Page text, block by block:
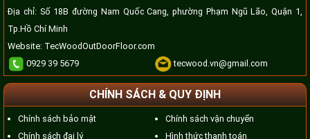
Địa chỉ: Số 18B đường Nam Quốc Cang, phường Phạm Ngũ Lão, Quận 1,
Tp.Hồ Chí Minh
Website: TecWoodOutDoorFloor.com
0929 39 5679
tecwood.vn@gmail.com
CHÍNH SÁCH & QUY ĐỊNH
Chính sách bảo mật
Chính sách đại lý
Chính sách vận chuyển
Hình thức thanh toán